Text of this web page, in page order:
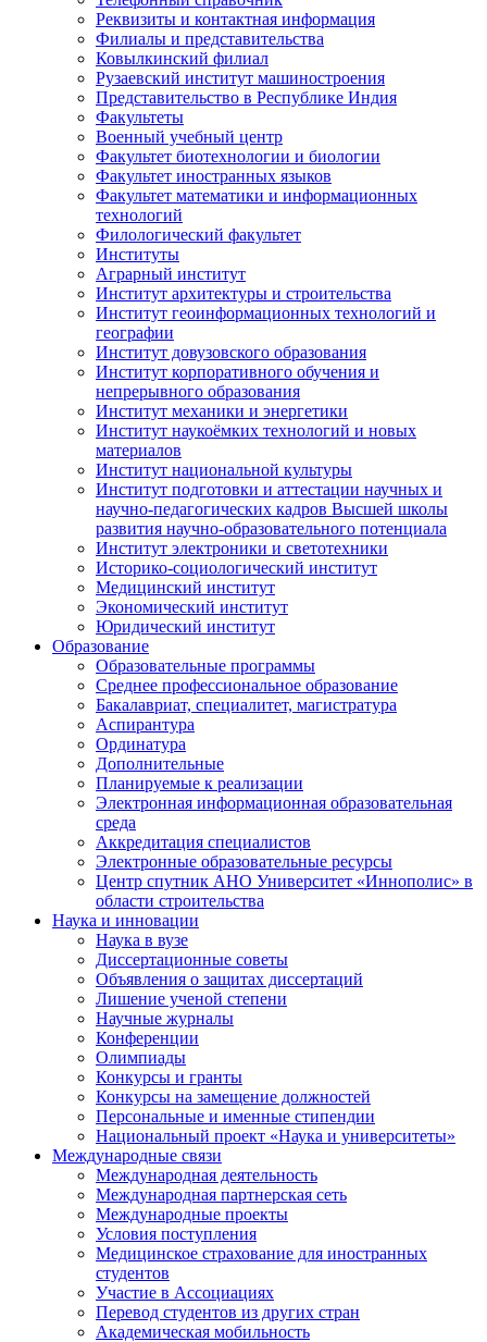
Реквизиты и контактная информация
Филиалы и представительства
Ковылкинский филиал
Рузаевский институт машиностроения
Представительство в Республике Индия
Факультеты
Военный учебный центр
Факультет биотехнологии и биологии
Факультет иностранных языков
Факультет математики и информационных
технологий
Филологический факультет
Институты
Аграрный институт
Институт архитектуры и строительства
Институт геоинформационных технологий и
географии
Институт довузовского образования
Институт корпоративного обучения и
непрерывного образования
Институт механики и энергетики
Институт наукоёмких технологий и новых
материалов
Институт национальной культуры
Институт подготовки и аттестации научных и
научно-педагогических кадров Высшей школы
развития научно-образовательного потенциала
Институт электроники и светотехники
Историко-социологический институт
Медицинский институт
Экономический институт
Юридический институт
Образование
Образовательные программы
Среднее профессиональное образование
Бакалавриат, специалитет, магистратура
Аспирантура
Ординатура
Дополнительные
Планируемые к реализации
Электронная информационная образовательная
среда
Аккредитация специалистов
Электронные образовательные ресурсы
Центр спутник АНО Университет «Иннополис» в
области строительства
Наука и инновации
Наука в вузе
Диссертационные советы
Объявления о защитах диссертаций
Лишение ученой степени
Научные журналы
Конференции
Олимпиады
Конкурсы и гранты
Конкурсы на замещение должностей
Персональные и именные стипендии
Национальный проект «Наука и университеты»
Международные связи
Международная деятельность
Международная партнерская сеть
Международные проекты
Условия поступления
Медицинское страхование для иностранных
студентов
Участие в Ассоциациях
Перевод студентов из других стран
Академическая мобильность